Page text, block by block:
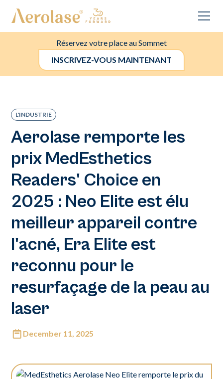
Réservez votre place au Sommet
INSCRIVEZ-VOUS MAINTENANT
L'INDUSTRIE
Aerolase remporte les
prix MedEsthetics
Readers' Choice en
2025 : Neo Elite est élu
meilleur appareil contre
l'acné, Era Elite est
reconnu pour le
resurfaçage de la peau au
laser
December 11, 2025